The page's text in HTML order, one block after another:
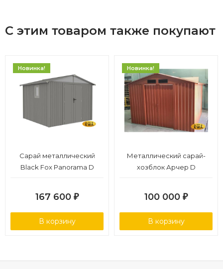
С этим товаром также покупают
Новинка!
Сарай металлический
Black Fox Panorama D
167 600 ₽
В корзину
Новинка!
Металлический сарай-
хозблок Арчер D
100 000 ₽
В корзину